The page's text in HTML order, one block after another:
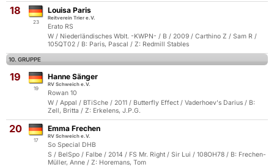
18
23
Louisa Paris
Reitverein Trier e.V.
Erato RS
W / Niederländisches Wblt. -KWPN- / B / 2009 / Carthino Z / Sam R /
105QT02 / B: Paris, Pascal / Z: Redmill Stables
10. GRUPPE
19
19
Hanne Sänger
RV Schweich e.V.
Rowan 10
W / Appal / BTiSche / 2011 / Butterfly Effect / Vaderhoev's Darius / B:
Zell, Britta / Z: Erkelens, J.P.G.
20
17
Emma Frechen
RV Schweich e.V.
So Special DHB
S / BelSpo / Falbe / 2014 / FS Mr. Right / Sir Lui / 108OH78 / B: Frechen-
Müller, Anne / Z: Horemans, Tom